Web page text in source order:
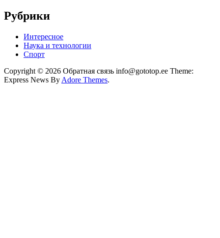
Рубрики
Интересное
Наука и технологии
Спорт
Copyright © 2026 Обратная связь info@gototop.ee Theme:
Express News By Adore Themes.